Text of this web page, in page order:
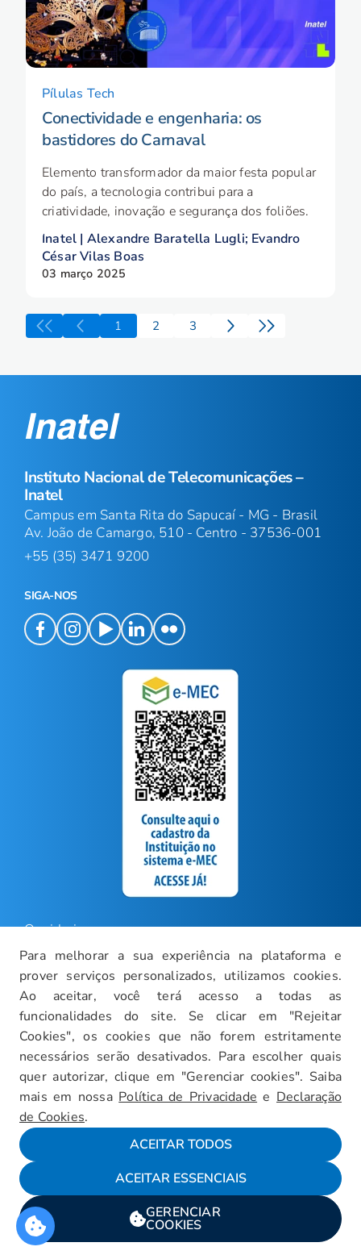
Para melhorar a sua experiência na plataforma e
prover serviços personalizados, utilizamos cookies.
Ao aceitar, você terá acesso a todas as
funcionalidades do site. Se clicar em "Rejeitar
Cookies", os cookies que não forem estritamente
necessários serão desativados. Para escolher quais
quer autorizar, clique em "Gerenciar cookies". Saiba
mais em nossa Política de Privacidade e Declaração
de Cookies.
ACEITAR TODOS
ACEITAR ESSENCIAIS
GERENCIAR
COOKIES
Pílulas Tech
Conectividade e engenharia: os
bastidores do Carnaval
Elemento transformador da maior festa popular
do país, a tecnologia contribui para a
criatividade, inovação e segurança dos foliões.
Inatel | Alexandre Baratella Lugli; Evandro
César Vilas Boas
03 março 2025
1 2 3
Instituto Nacional de Telecomunicações –
Inatel
Campus em Santa Rita do Sapucaí - MG - Brasil
Av. João de Camargo, 510 - Centro - 37536-001
+55 (35) 3471 9200
SIGA-NOS
Ouvidoria
Carreiras
Intranet
Política de Privacidade
Documentos Institucionais
Faça um Tour Virtual
Blog
Mapa do Site
Fale conosco
Encarregado da LGPD